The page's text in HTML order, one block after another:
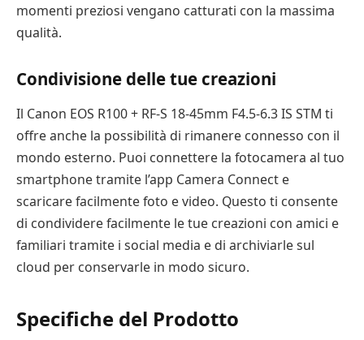
momenti preziosi vengano catturati con la massima
qualità.
Condivisione delle tue creazioni
Il Canon EOS R100 + RF-S 18-45mm F4.5-6.3 IS STM ti
offre anche la possibilità di rimanere connesso con il
mondo esterno. Puoi connettere la fotocamera al tuo
smartphone tramite l’app Camera Connect e
scaricare facilmente foto e video. Questo ti consente
di condividere facilmente le tue creazioni con amici e
familiari tramite i social media e di archiviarle sul
cloud per conservarle in modo sicuro.
Specifiche del Prodotto